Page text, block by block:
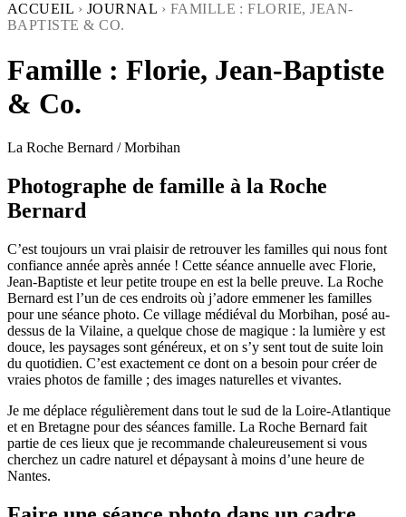
ACCUEIL › JOURNAL › FAMILLE : FLORIE, JEAN-
BAPTISTE & CO.
Famille : Florie, Jean-Baptiste
& Co.
La Roche Bernard / Morbihan
Photographe de famille à la Roche
Bernard
C’est toujours un vrai plaisir de retrouver les familles qui nous font
confiance année après année ! Cette séance annuelle avec Florie,
Jean-Baptiste et leur petite troupe en est la belle preuve. La Roche
Bernard est l’un de ces endroits où j’adore emmener les familles
pour une séance photo. Ce village médiéval du Morbihan, posé au-
dessus de la Vilaine, a quelque chose de magique : la lumière y est
douce, les paysages sont généreux, et on s’y sent tout de suite loin
du quotidien. C’est exactement ce dont on a besoin pour créer de
vraies photos de famille ; des images naturelles et vivantes.
Je me déplace régulièrement dans tout le sud de la Loire-Atlantique
et en Bretagne pour des séances famille. La Roche Bernard fait
partie de ces lieux que je recommande chaleureusement si vous
cherchez un cadre naturel et dépaysant à moins d’une heure de
Nantes.